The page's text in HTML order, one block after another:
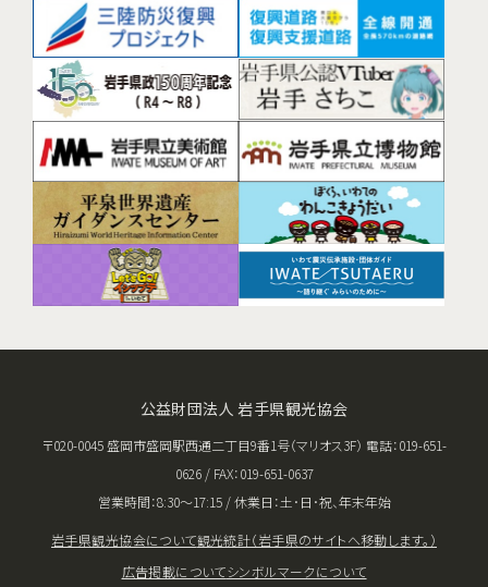
公益財団法人 岩手県観光協会
〒020-0045 盛岡市盛岡駅西通二丁目9番1号（マリオス3F） 電話：019-651-
0626 / FAX：019-651-0637
営業時間：8:30〜17:15 / 休業日：土･日･祝、年末年始
岩手県観光協会について観光統計（岩手県のサイトへ移動します。）
広告掲載についてシンボルマークについて